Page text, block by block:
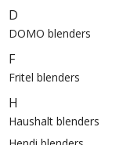
D
DOMO blenders
F
Fritel blenders
H
Haushalt blenders